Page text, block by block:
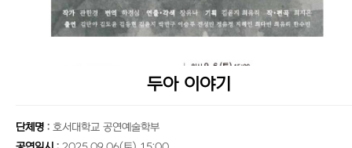
두아 이야기
단체명 : 호서대학교 공연예술학부